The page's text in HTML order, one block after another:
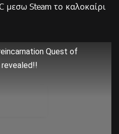
μεσω Steam το καλοκαίρι
Quest of